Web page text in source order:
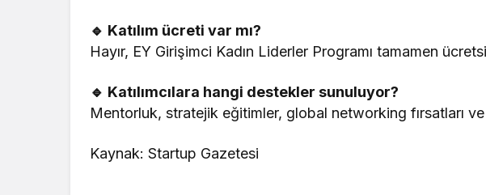
🔹 Katılım ücreti var mı?
Hayır, EY Girişimci Kadın Liderler Programı tamamen
🔹 Katılımcılara hangi destekler sunuluyor?
Mentorluk, stratejik eğitimler, global networking fırsatları ve
Kaynak: Startup Gazetesi